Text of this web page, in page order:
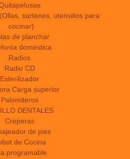
sartenes, utensilios para
cocinar)
de planchar
doméstica
Radios
Radio CD
Esterilizador
Carga superior
Palomiteros
DENTALES
Creperas
de pies
de Cocina
programable